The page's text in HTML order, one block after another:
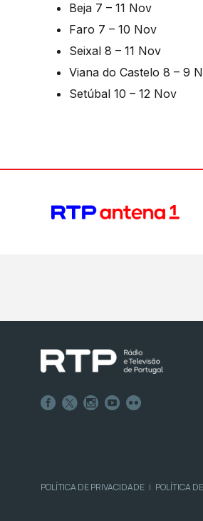
Beja 7 – 11 Nov
Faro 7 – 10 Nov
Seixal 8 – 11 Nov
Viana do Castelo 8 – 9
Setúbal 10 – 12 Nov
POLÍTICA DE PRIVACIDADE | POLÍTICA